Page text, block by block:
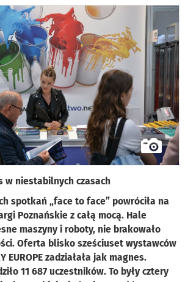
w niestabilnych czasach
spotkań „face to face” powróciła na
Poznańskie z całą mocą. Hale
maszyny i roboty, nie brakowało
Oferta blisko sześciuset wystawców
EUROPE zadziałała jak magnes.
11 687 uczestników. To były cztery